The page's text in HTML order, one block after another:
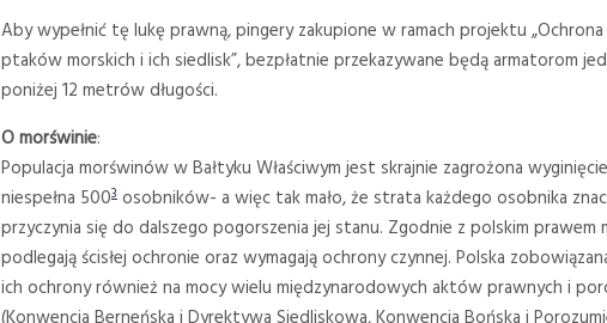
Aby wypełnić tę lukę prawną, pingery zakupione w ramach projektu
ptaków morskich i ich siedlisk”, bezpłatnie przekazywane będą armatorom
poniżej 12 metrów długości.
O morświnie:
Populacja morświnów w Bałtyku Właściwym jest skrajnie zagrożona
niespełna 5003osobników- a więc tak mało, że strata każdego osobnika
przyczynia się do dalszego pogorszenia jej stanu. Zgodnie z polskim prawem
podlegają ścisłej ochronie oraz wymagają ochrony czynnej. Polska
ich ochrony również na mocy wielu międzynarodowych aktów prawnych i